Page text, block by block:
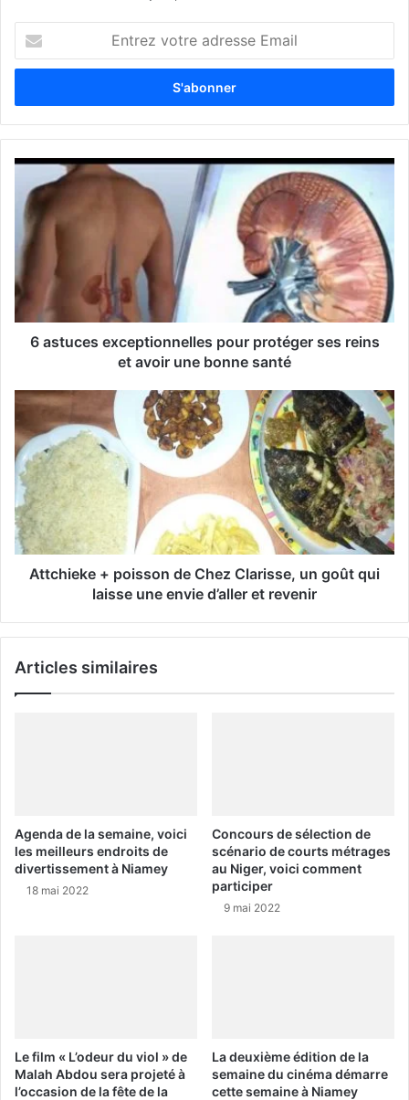
t
e
z
o
r
e
m
a
i
l
6 astuces exceptionnelles pour protéger ses reins
et avoir une bonne santé
Attchieke + poisson de Chez Clarisse, un goût qui
laisse une envie d’aller et revenir
Articles similaires
Agenda de la semaine, voici
les meilleurs endroits de
divertissement à Niamey
18 mai 2022
Concours de sélection de
scénario de courts métrages
au Niger, voici comment
participer
9 mai 2022
Le film « L’odeur du viol » de
Malah Abdou sera projeté à
l’occasion de la fête de la
La deuxième édition de la
semaine du cinéma démarre
cette semaine à Niamey